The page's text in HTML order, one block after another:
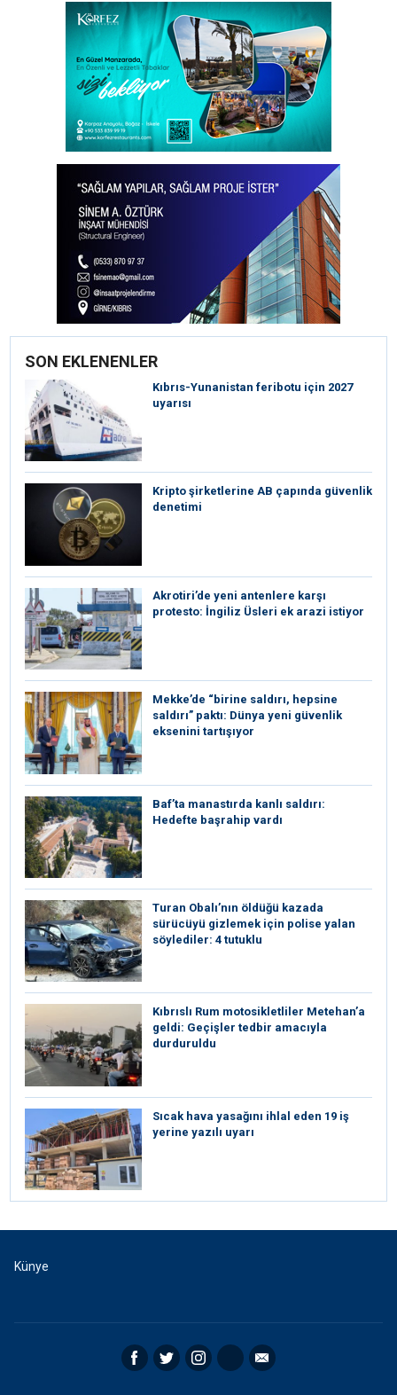
SON EKLENENLER
Kıbrıs-Yunanistan feribotu için 2027
uyarısı
Kripto şirketlerine AB çapında güvenlik
denetimi
⁠Akrotiri’de yeni antenlere karşı
protesto: İngiliz Üsleri ek arazi istiyor
Mekke’de “birine saldırı, hepsine
saldırı” paktı: Dünya yeni güvenlik
eksenini tartışıyor
Baf’ta manastırda kanlı saldırı:
Hedefte başrahip vardı
Turan Obalı’nın öldüğü kazada
sürücüyü gizlemek için polise yalan
söylediler: 4 tutuklu
Kıbrıslı Rum motosikletliler Metehan’a
geldi: Geçişler tedbir amacıyla
durduruldu
Sıcak hava yasağını ihlal eden 19 iş
yerine yazılı uyarı
Künye
Facebook Twitter Instagram RSS